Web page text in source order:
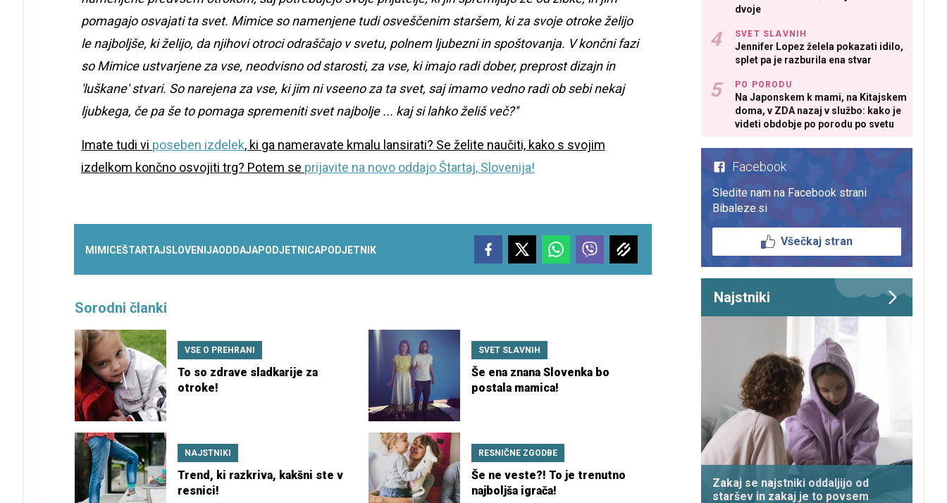
pomagajo osvajati ta svet. Mimice so namenjene tudi osveščenim staršem, ki za svoje otroke želijo
le najboljše, ki želijo, da njihovi otroci odraščajo v svetu, polnem ljubezni in spoštovanja. V končni fazi
so Mimice ustvarjene za vse, neodvisno od starosti, za vse, ki imajo radi dober, preprost dizajn in
'luškane' stvari. So narejena za vse, ki jim ni vseeno za ta svet, saj imamo vedno radi ob sebi nekaj
ljubkega, če pa še to pomaga spremeniti svet najbolje ... kaj si lahko želiš več?''
Imate tudi vi poseben izdelek, ki ga nameravate kmalu lansirati? Se želite naučiti, kako s svojim
izdelkom končno osvojiti trg? Potem se prijavite na novo oddajo Štartaj, Slovenija!
MIMICEŠTARTAJSLOVENIJAODDAJAPODJETNICAPODJETNIK
Sorodni članki
VSE O PREHRANI
To so zdrave sladkarije za
otroke!
SVET SLAVNIH
Še ena znana Slovenka bo
postala mamica!
NAJSTNIKI
Trend, ki razkriva, kakšni ste v
resnici!
RESNIČNE ZGODBE
Še ne veste?! To je trenutno
najboljša igrača!
dvoje
SVET SLAVNIH
Jennifer Lopez želela pokazati idilo,
splet pa je razburila ena stvar
PO PORODU
Na Japonskem k mami, na Kitajskem
doma, v ZDA nazaj v službo: kako je
videti obdobje po porodu po svetu
Facebook
Sledite nam na Facebook strani
Bibaleze.si
Všečkaj stran
Najstniki
Zakaj se najstniki oddaljijo od
staršev in zakaj je to povsem